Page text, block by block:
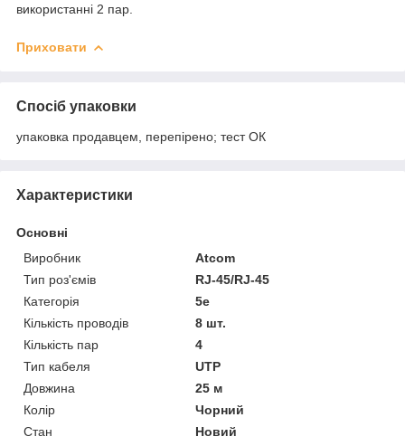
використанні 2 пар.
Приховати
Спосіб упаковки
упаковка продавцем, перепірено; тест ОК
Характеристики
Основні
Виробник
Atcom
Тип роз'ємів
RJ-45/RJ-45
Категорія
5e
Кількість проводів
8 шт.
Кількість пар
4
Тип кабеля
UTP
Довжина
25 м
Колір
Чорний
Стан
Новий